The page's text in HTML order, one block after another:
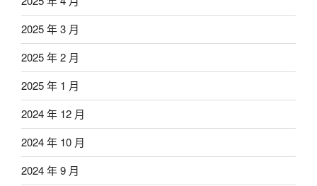
2025 年 3 月
2025 年 2 月
2025 年 1 月
2024 年 12 月
2024 年 10 月
2024 年 9 月